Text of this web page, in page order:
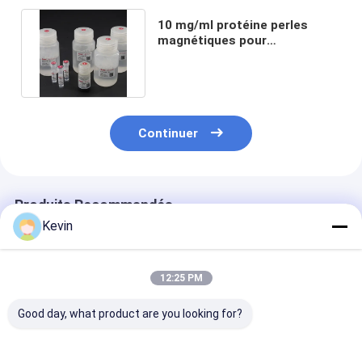
10 mg/ml protéine perles
magnétiques pour
Continuer
Produits Recommandés
Kevin
12:25 PM
Good day, what product are you looking for?